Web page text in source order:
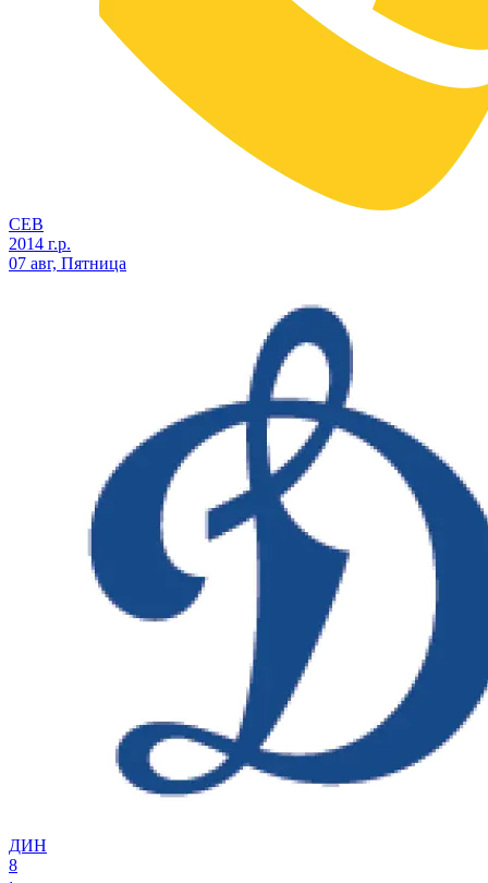
СЕВ
2014 г.р.
07 авг, Пятница
ДИН
8